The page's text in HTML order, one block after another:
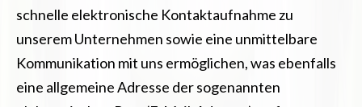
schnelle elektronische Kontaktaufnahme zu
unserem Unternehmen sowie eine unmittelbare
Kommunikation mit uns ermöglichen, was ebenfalls
eine allgemeine Adresse der sogenannten